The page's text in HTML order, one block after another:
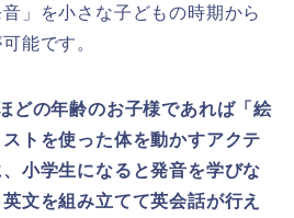
」を小さな子どもの時期から
能です。
どの年齢のお子様であれば「絵
トを使った体を動かすアクテ
小学生になると発音を学びな
文を組み立てて英会話が行え